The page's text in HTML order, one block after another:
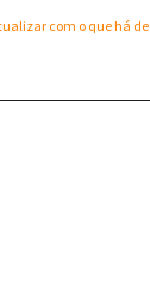
com o que há